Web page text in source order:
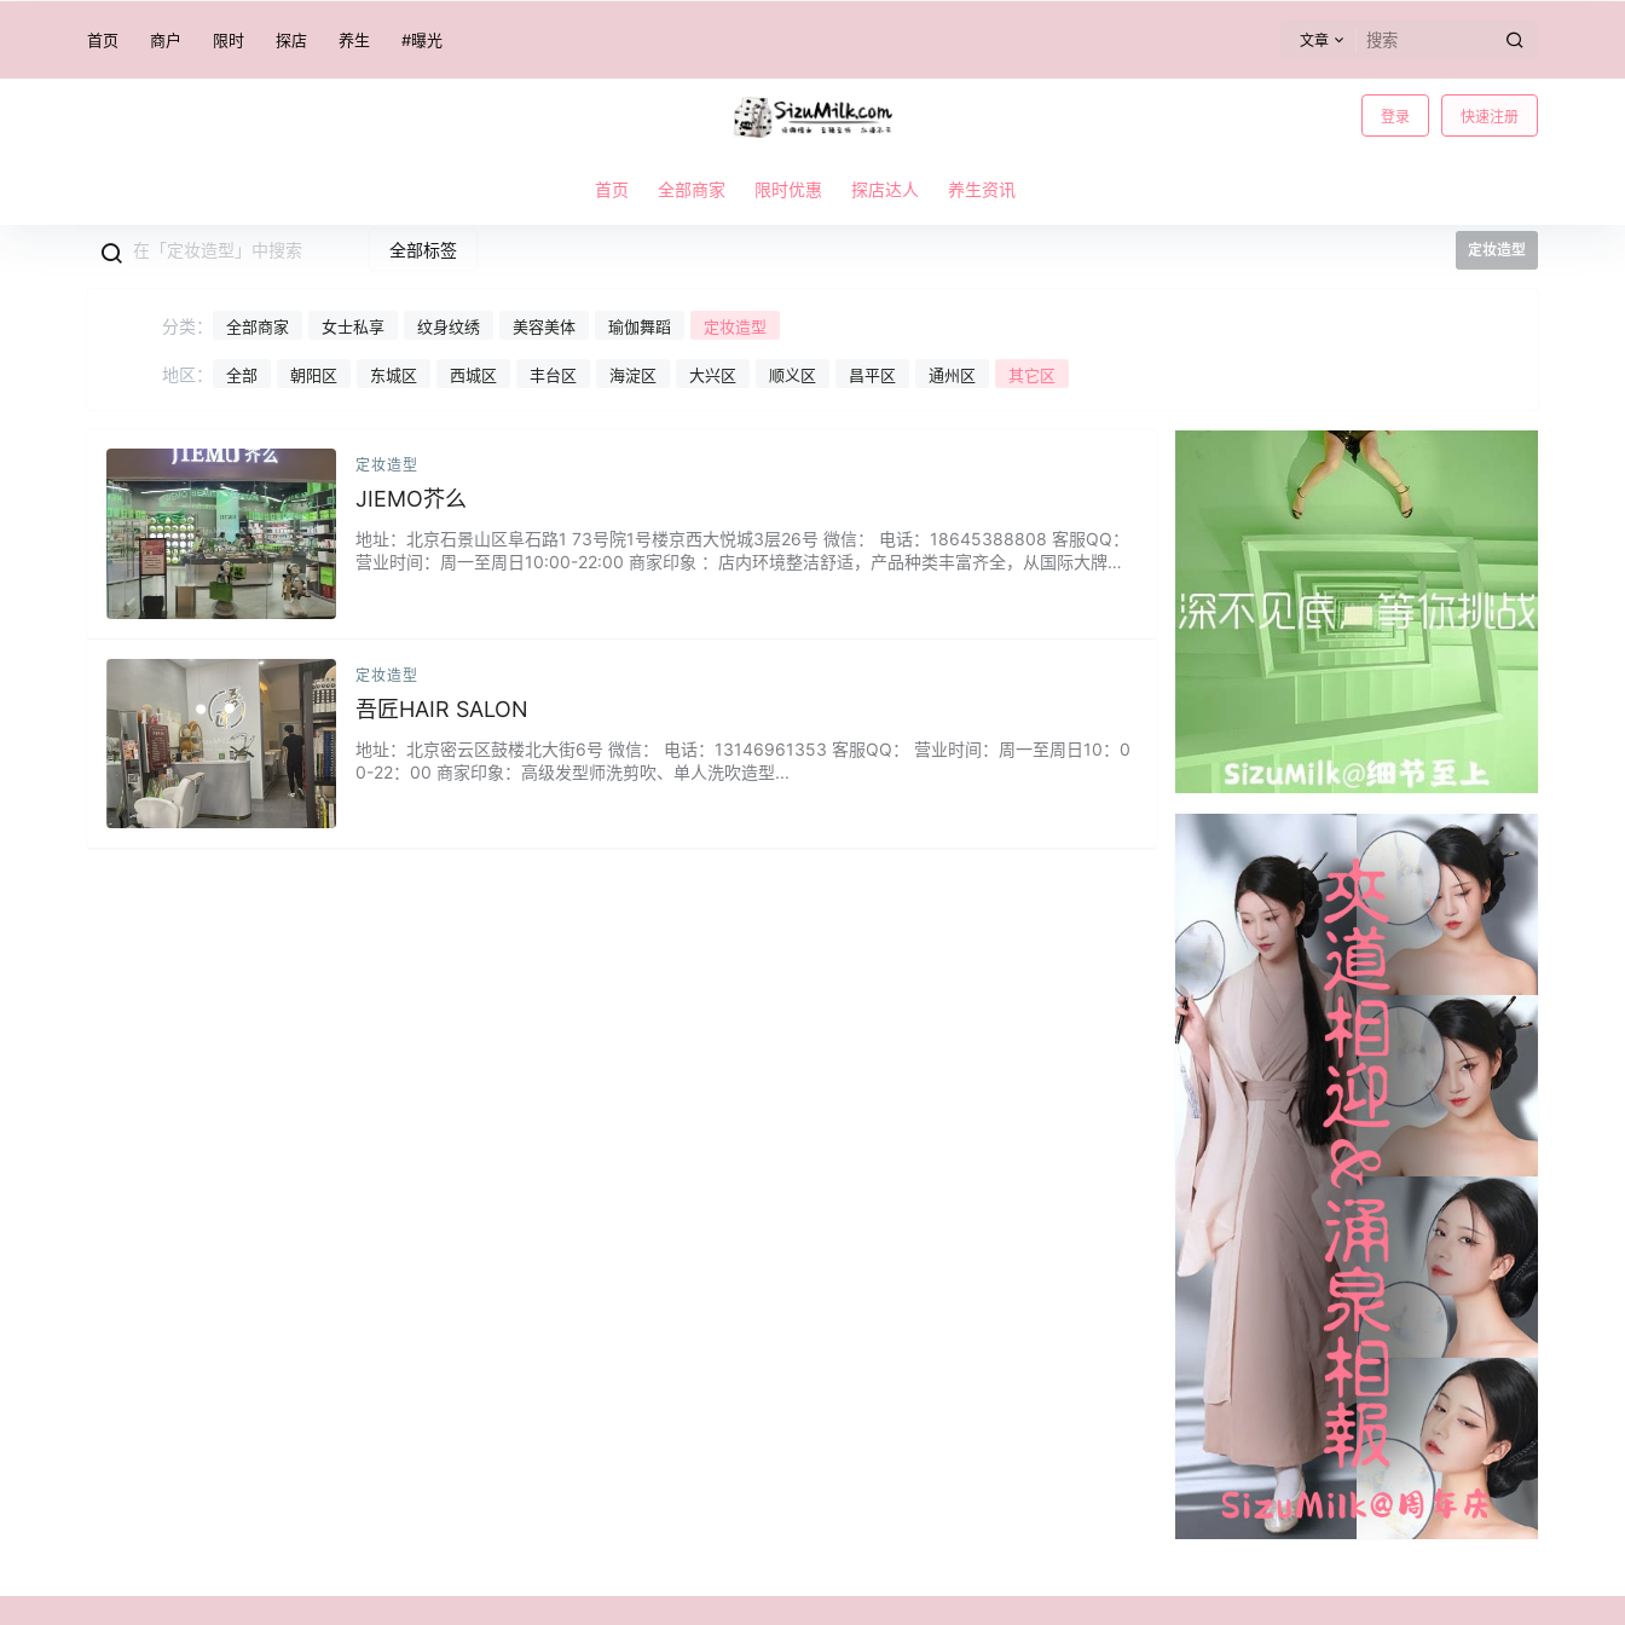
首页 商户 限时 探店 养生 #曝光 文章
登录 快速注册
首页 全部商家 限时优惠 探店达人 养生资讯
全部标签 定妆造型
分类： 全部商家 女士私享 纹身纹绣 美容美体 瑜伽舞蹈 定妆造型
地区： 全部 朝阳区 东城区 西城区 丰台区 海淀区 大兴区 顺义区 昌平区 通州区 其它区
定妆造型
JIEMO芥么
地址：北京石景山区阜石路1 73号院1号楼京西大悦城3层26号 微信： 电话：18645388808 客服QQ：
营业时间：周一至周日10:00-22:00 商家印象 ：店内环境整洁舒适，产品种类丰富齐全，从国际大牌到
定妆造型
吾匠HAIR SALON
地址：北京密云区鼓楼北大街6号 微信： 电话：13146961353 客服QQ： 营业时间：周一至周日10：0
0-22：00 商家印象：高级发型师洗剪吹、单人洗吹造型...